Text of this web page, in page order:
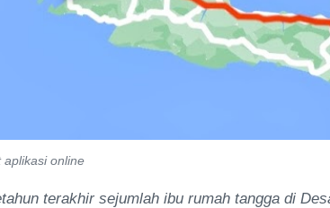
aplikasi online
terakhir sejumlah ibu rumah tangga di